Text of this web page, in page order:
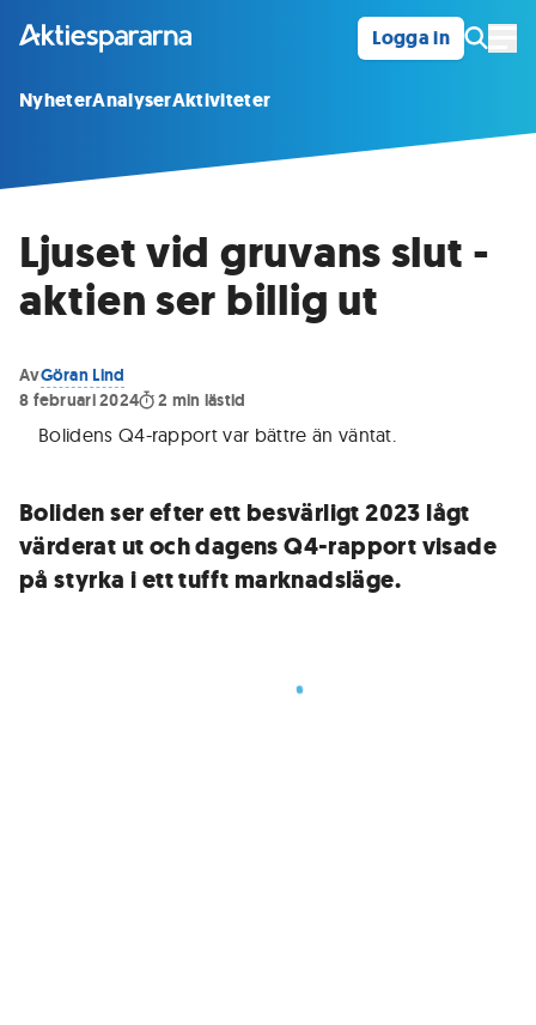
Logga in
NyheterAnalyserAktiviteter
Ljuset vid gruvans slut -
aktien ser billig ut
AvGöran Lind
8 februari 2024
2 min lästid
Bolidens Q4-rapport var bättre än väntat.
Boliden ser efter ett besvärligt 2023 lågt
värderat ut och dagens Q4-rapport visade
på styrka i ett tufft marknadsläge.